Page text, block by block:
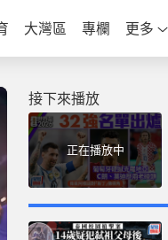
大灣區 專欄 更多
接下來播放
正在播放中